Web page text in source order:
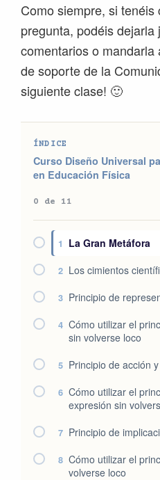
Como siempre, si tenéis
pregunta, podéis dejarla
comentarios o
de soporte de la
siguiente clase! 🙂
ÍNDICE
Curso Diseño Universal
en Educación Física
0 de 11
1 La Gran Metáfora
2 Los cimientos
3 Principio de
4 Cómo utilizar el
sin volverse loco
5 Principio de acción
6 Cómo utilizar el
expresión sin
7 Principio de
8 Cómo utilizar el
volverse loco